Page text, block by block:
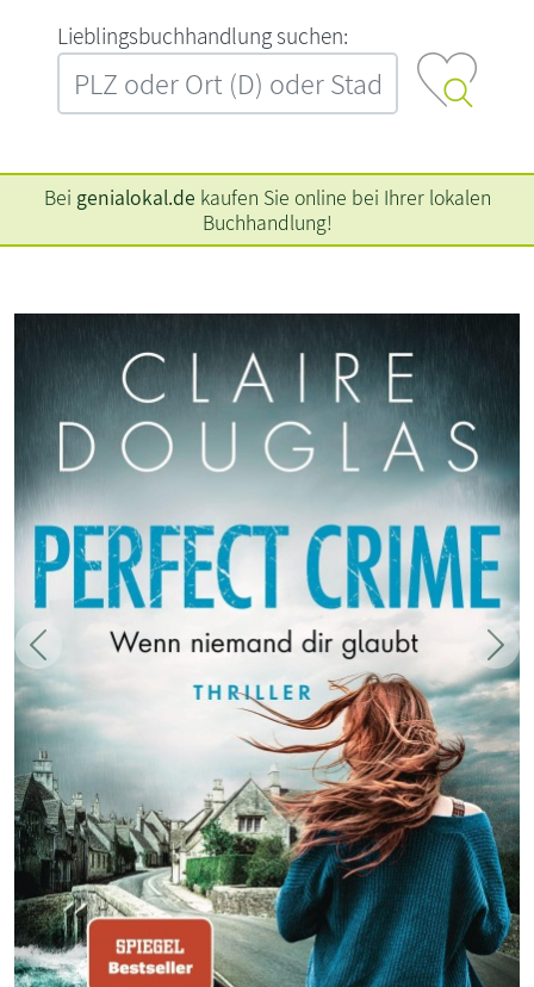
L‍i‍e‍b‍l‍i‍n‍g‍s‍b‍u‍c‍h‍h‍a‍n‍d‍l‍u‍n‍g‍ ‍s‍u‍c‍h‍e‍n‍:‍
Bei genialokal.de kaufen Sie online bei Ihrer lokalen
Buchhandlung!
Zurück